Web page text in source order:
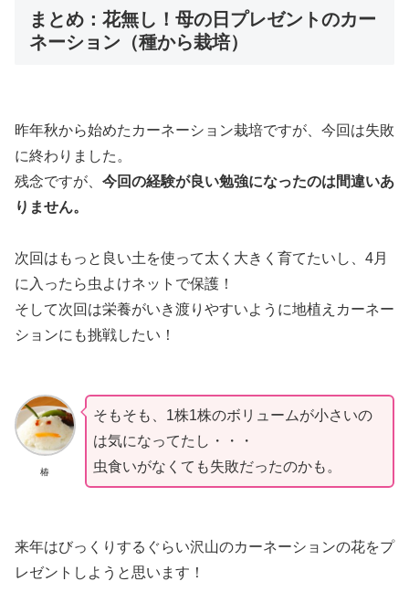
まとめ：花無し！母の日プレゼントのカー
ネーション（種から栽培）
昨年秋から始めたカーネーション栽培ですが、今回は失敗
に終わりました。
残念ですが、 今回の経験が良い勉強になったのは間違いあ
りません。
次回はもっと良い土を使って太く大きく育てたいし、4月
に入ったら虫よけネットで保護！
そして次回は栄養がいき渡りやすいように地植えカーネー
ションにも挑戦したい！
椿
そもそも、1株1株のボリュームが小さいの
は気になってたし・・・
虫食いがなくても失敗だったのかも。
来年はびっくりするぐらい沢山のカーネーションの花をプ
レゼントしようと思います！